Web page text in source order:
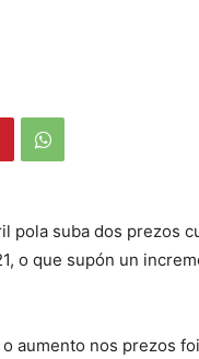
pola suba dos prezos
o que supón un
aumento nos prezos